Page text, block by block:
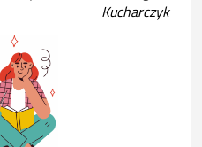
Kucharczyk